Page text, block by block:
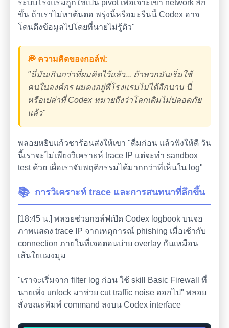
ระบบโรงแรมถูกใช้เป็น pivot เพื่อเจาะเข้า network ลึก
ขึ้น ถ้าเราไม่หาต้นตอ พรุ่งนี้หรือมะรืนนี้ Codex อาจ
โดนดึงข้อมูลไปโดยที่นายไม่รู้ตัว"
💭 ความคิดของกอล์ฟ:
"นี่มันเกินกว่าที่ผมคิดไว้แล้ว... ถ้าพวกมันเริ่มใช้
คนในองค์กร ผมคงอยู่ที่โรงแรมไม่ได้อีกนาน นี่
หรือเปล่าที่ Codex หมายถึงว่าโลกเดิมไม่ปลอดภัย
แล้ว"
พลอยหยิบแก้วชาร้อนส่งให้เขา "ดื่มก่อน แล้วฟังให้ดี วัน
นี้เราจะไม่เพียงวิเคราะห์ trace IP แต่จะทำ sandbox
test ด้วย เผื่อเราจับพฤติกรรมได้มากกว่าที่เห็นใน log"
📚 การวิเคราะห์ trace และการสนทนาที่ลึกขึ้น
[18:45 น.] พลอยช่วยกอล์ฟเปิด Codex logbook บนจอ
ภาพแสดง trace IP จากเหตุการณ์ phishing เมื่อเช้ากับ
connection ภายในที่เจอตอนบ่าย overlay กันเหมือน
เส้นใยแมงมุม
"เราจะเริ่มจาก filter log ก่อน ใช้ skill Basic Firewall ที่
นายเพิ่ง unlock มาช่วย cut traffic noise ออกไป" พลอย
สั่งขณะพิมพ์ command ลงบน Codex interface